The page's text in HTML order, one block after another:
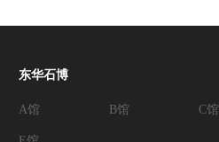
东华石博
A馆 B馆 C馆